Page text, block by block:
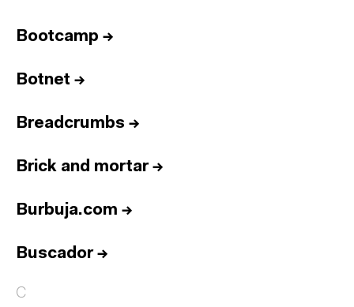
Bootcamp →
Botnet →
Breadcrumbs →
Brick and mortar→
Burbuja.com →
Buscador→
C